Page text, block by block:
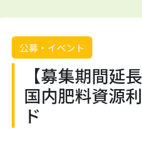
公募・イベント
【募集期間延
国内肥料資源
ド